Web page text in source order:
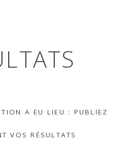
A EU LIEU : PUBLIEZ
VOS RÉSULTATS